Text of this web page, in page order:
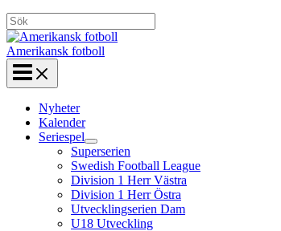
Sök
Amerikansk fotboll
Nyheter
Kalender
Seriespel
Superserien
Swedish Football League
Division 1 Herr Västra
Division 1 Herr Östra
Utvecklingserien Dam
U18 Utveckling